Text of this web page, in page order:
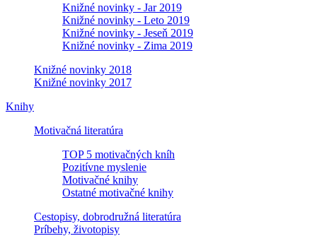
Knižné novinky - Jar 2019
Knižné novinky - Leto 2019
Knižné novinky - Jeseň 2019
Knižné novinky - Zima 2019
Knižné novinky 2018
Knižné novinky 2017
Knihy
Motivačná literatúra
TOP 5 motivačných kníh
Pozitívne myslenie
Motivačné knihy
Ostatné motivačné knihy
Cestopisy, dobrodružná literatúra
Príbehy, životopisy